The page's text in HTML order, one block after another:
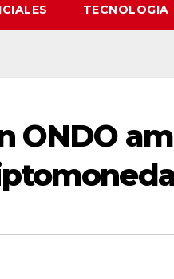
TECNOLOGIA
ONDO